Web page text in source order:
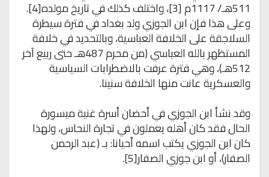
511هـ/ 1117م [3]، واختلف كذلك في تاريخ مولده[4].
وعلى هذا فإن ابن الجوزي ولد بغداد في فترة سيطرة
السلاجقة على الخلافة العباسية، وبالتحديد في خلافة
المستظهر بالله العباسي (من محرم 487هـ حتى ربيع آخر
512هـ)، وهي فترة عرفت بالاضطرابات السياسية
والعسكرية عانت منها الخلافة سنينا.
وقد نشأ ابن الجوزي في أحضان أسرة غنية ميسورة
الحال فقد كان أهله يعملون في تجارة النحاس، ولهذا
كان ابن الجوزي يكتب اسمه أحيانا: بـ (عبد الرحمن
الصفار)، أو ابن جوزي الصفار[5].